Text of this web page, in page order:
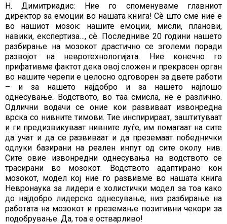
Н. Димитриадис: Ние го споменуваме главниот
директор за емоции во нашата книга! Сѐ што сме ние е
во нашиот мозок: нашите емоции, мисли, планови,
навики, експертиза…, сѐ. Последниве 20 години нашето
разбирање на мозокот драстично се зголеми поради
развојот на невротехнологијата. Ние конечно го
прифативме фактот дека овој сложен и прекрасен орган
во нашите черепи е целосно одговорен за двете работи
– и за нашето најдобро и за нашето најлошо
однесување. Водството, во таа смисла, не е различно.
Одлични водачи се оние кои развиваат извонредна
врска со нивните тимови. Тие инспирираат, заштитуваат
и ги предизвикуваат нивните луѓе, им помагаат на сите
да учат и да се развиваат и да преземаат победнички
одлуки базирани на реален инпут од сите околу нив.
Сите овие извонредни однесувања на водството се
трасирани во мозокот. Водството адаптирано кон
мозокот, модел кој ние го развивме во нашата книга
Невронаука за лидери е холистички модел за тоа како
до најдобро лидерско однесување, низ разбирање на
работата на мозокот и преземање позитивни чекори за
подобрување. Да, тоа е остварливо!